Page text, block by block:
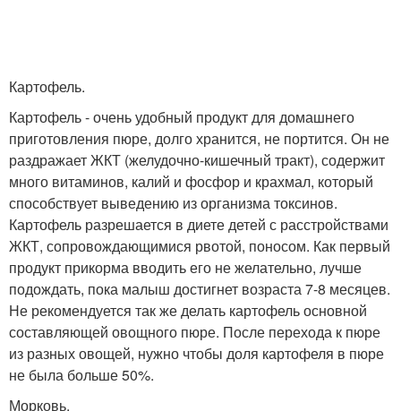
Картофель.
Картофель - очень удобный продукт для домашнего
приготовления пюре, долго хранится, не портится. Он не
раздражает ЖКТ (желудочно-кишечный тракт), содержит
много витаминов, калий и фосфор и крахмал, который
способствует выведению из организма токсинов.
Картофель разрешается в диете детей с расстройствами
ЖКТ, сопровождающимися рвотой, поносом. Как первый
продукт прикорма вводить его не желательно, лучше
подождать, пока малыш достигнет возраста 7-8 месяцев.
Не рекомендуется так же делать картофель основной
составляющей овощного пюре. После перехода к пюре
из разных овощей, нужно чтобы доля картофеля в пюре
не была больше 50%.
Морковь.